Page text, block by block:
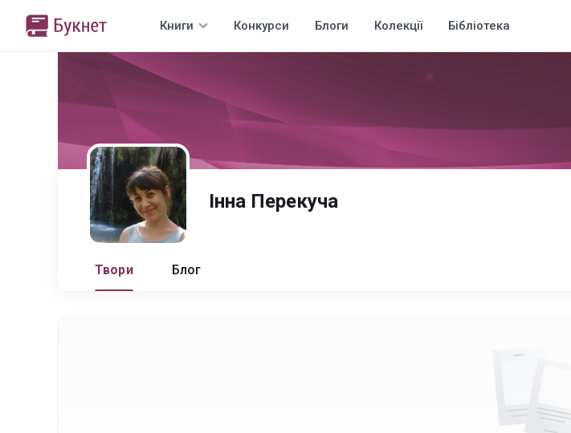
Книги Конкурси Блоги Колекції Бібліотека
Інна Перекуча
Твори Блог